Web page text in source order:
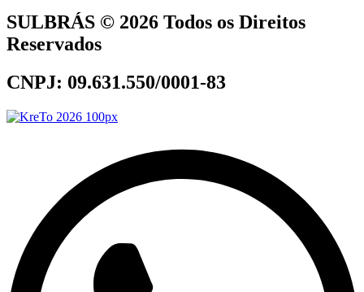
SULBRÁS © 2026 Todos os Direitos
Reservados
CNPJ: 09.631.550/0001-83